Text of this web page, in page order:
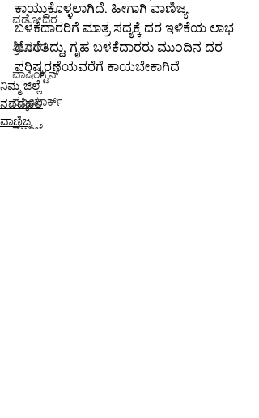
ವಡೋದರ
ಶ್ರೀನಗರ
ವಾಷಿಂಗ್ಟನ್
ನ್ಯೂಯಾರ್ಕ್
ಮುಂಬೈ
ಕಾಯ್ದುಕೊಳ್ಳಲಾಗಿದೆ. ಹೀಗಾಗಿ ವಾಣಿಜ್ಯ
ಬಳಕೆದಾರರಿಗೆ ಮಾತ್ರ ಸದ್ಯಕ್ಕೆ ದರ ಇಳಿಕೆಯ ಲಾಭ
ದೊರೆತಿದ್ದು, ಗೃಹ ಬಳಕೆದಾರರು ಮುಂದಿನ ದರ
ಪರಿಷ್ಕರಣೆಯವರೆಗೆ ಕಾಯಬೇಕಾಗಿದೆ
ನಿಮ್ಮ ಜಿಲ್ಲೆ
ನವದೆಹಲಿ
ವಾಣಿಜ್ಯ